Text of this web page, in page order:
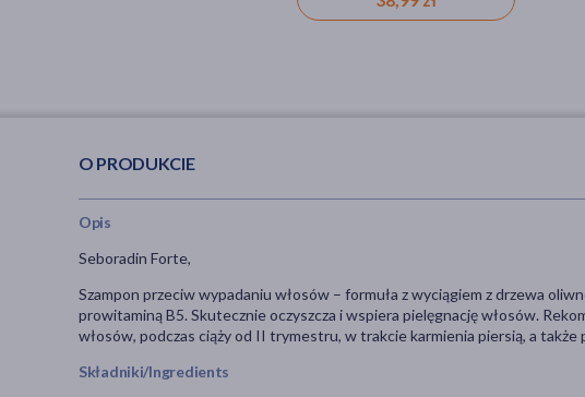
O PRODUKCIE
Opis
Seboradin Forte,
Szampon przeciw wypadaniu włosów – formuła z wyciągiem z drzewa
prowitaminą B5. Skutecznie oczyszcza i wspiera pielęgnację włosów.
włosów, podczas ciąży od II trymestru, w trakcie karmienia piersią, a także
Składniki/Ingredients